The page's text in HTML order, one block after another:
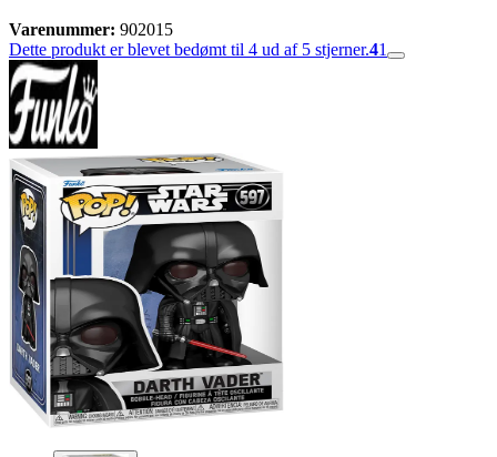
Varenummer: 902015
Dette produkt er blevet bedømt til 4 ud af 5 stjerner.41